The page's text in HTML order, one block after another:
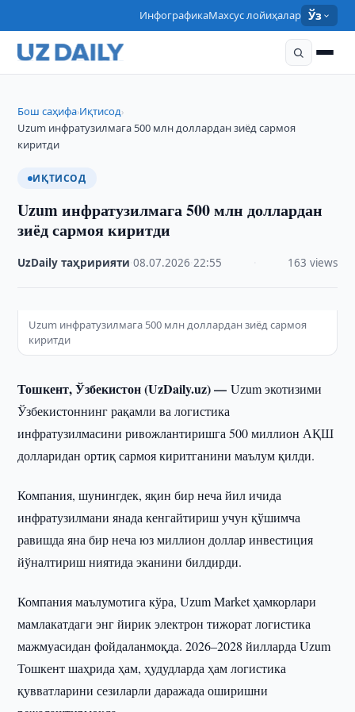
ИнфографикаМахсус лойиҳалар Ўз
Бош саҳифа›Иқтисод›
Uzum инфратузилмага 500 млн доллардан зиёд сармоя
киритди
ИҚТИСОД
Uzum инфратузилмага 500 млн доллардан
зиёд сармоя киритди
UzDaily таҳририяти ·08.07.2026 ·22:55 163 views
Uzum инфратузилмага 500 млн доллардан зиёд сармоя
киритди
Тошкент, Ўзбекистон (UzDaily.uz) —Uzum экотизими
Ўзбекистоннинг рақамли ва логистика
инфратузилмасини ривожлантиришга 500 миллион АҚШ
долларидан ортиқ сармоя киритганини маълум қилди.
Компания, шунингдек, яқин бир неча йил ичида
инфратузилмани янада кенгайтириш учун қўшимча
равишда яна бир неча юз миллион доллар инвестиция
йўналтириш ниятида эканини билдирди.
Компания маълумотига кўра, Uzum Market ҳамкорлари
мамлакатдаги энг йирик электрон тижорат логистика
мажмуасидан фойдаланмоқда. 2026–2028 йилларда Uzum
Тошкент шаҳрида ҳам, ҳудудларда ҳам логистика
қувватларини сезиларли даражада оширишни